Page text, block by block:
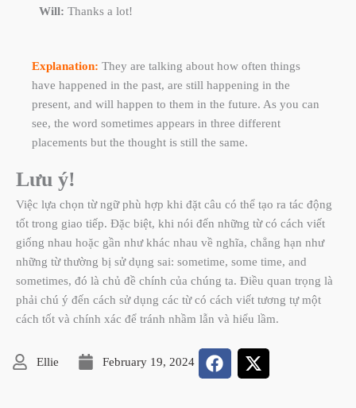
Will:Thanks a lot!
Explanation: They are talking about how often things
have happened in the past, are still happening in the
present, and will happen to them in the future. As you can
see, the word sometimes appears in three different
placements but the thought is still the same.
Lưu ý!
Việc lựa chọn từ ngữ phù hợp khi đặt câu có thể tạo ra tác động
tốt trong giao tiếp. Đặc biệt, khi nói đến những từ có cách viết
giống nhau hoặc gần như khác nhau về nghĩa, chẳng hạn như
những từ thường bị sử dụng sai: sometime, some time, and
sometimes, đó là chủ đề chính của chúng ta. Điều quan trọng là
phải chú ý đến cách sử dụng các từ có cách viết tương tự một
cách tốt và chính xác để tránh nhầm lẫn và hiểu lầm.
Ellie February 19, 2024